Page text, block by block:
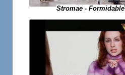
Stromae - Formidable